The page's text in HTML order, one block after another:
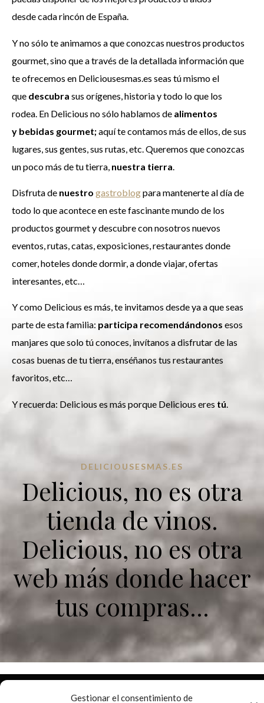
Gestionar el consentimiento de
desde cada rincón de España.
Y no sólo te animamos a que conozcas nuestros productos
gourmet, sino que a través de la detallada información que
te ofrecemos en Deliciousesmas.es seas tú mismo el
que descubra sus orígenes, historia y todo lo que los
rodea. En Delicious no sólo hablamos de alimentos
y bebidas gourmet;aquí te contamos más de ellos, de sus
lugares, sus gentes, sus rutas, etc. Queremos que conozcas
un poco más de tu tierra, nuestra tierra
Disfruta de nuestro gastroblogpara mantenerte al día de
todo lo que acontece en este fascinante mundo de los
productos gourmet y descubre con nosotros nuevos
eventos, rutas, catas, exposiciones, restaurantes donde
comer, hoteles donde dormir, a donde viajar, ofertas
interesantes, etc…
Y como Delicious es más, te invitamos desde ya a que seas
parte de esta familia: participa recomendándonos esos
manjares que solo tú conoces, invítanos a disfrutar de las
cosas buenas de tu tierra, enséñanos tus restaurantes
favoritos, etc…
Y recuerda: Delicious es más porque Delicious eres tú
DELICIOUSESMAS.ES
Delicious, no es otra
tienda de vinos.
Delicious, no es otra
web más donde hacer
tus compras...